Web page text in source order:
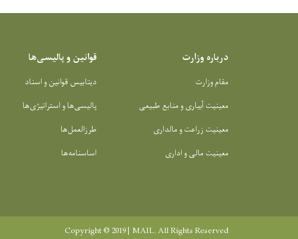
درباره وزارت
مقام وزارت
معینیت آبیاری و منابع طبیعی
معینیت زراعت و مالداری
معینیت مالی و اداری
قوانین و پالیسی‌ها
دیتابیس قوانین و اسناد
پالیسی‌ها و استراتیژی‌ها
طرزالعمل‌ها
اساسنامه‌ها
Copyright © 2019 | MAIL. All Rights Reserved